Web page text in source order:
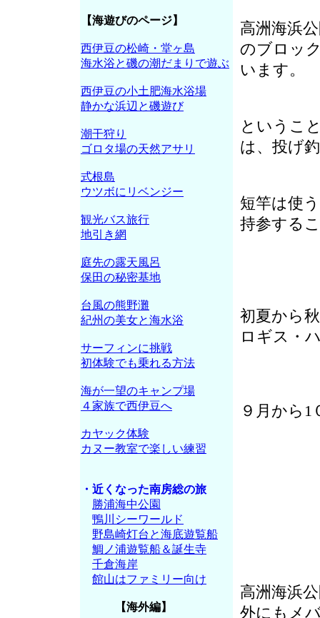
高洲海浜
のブロッ
います。
というこ
は、投げ
短竿は使
持参する
初夏から
ロギス・
９月から
高洲海浜
外にもメ
【海遊びのページ】
西伊豆の松崎・堂ヶ島
海水浴と磯の潮だまりで遊ぶ
西伊豆の小土肥海水浴場
静かな浜辺と磯遊び
潮干狩り
ゴロタ場の天然アサリ
式根島
ウツボにリベンジー
観光バス旅行
地引き網
庭先の露天風呂
保田の秘密基地
台風の熊野灘
紀州の美女と海水浴
サーフィンに挑戦
初体験でも乗れる方法
海が一望のキャンプ場
４家族で西伊豆へ
カヤック体験
カヌー教室で楽しい練習
・近くなった南房総の旅
勝浦海中公園
鴨川シーワールド
野島崎灯台と海底遊覧船
鯛ノ浦遊覧船＆誕生寺
千倉海岸
館山はファミリー向け
【海外編】